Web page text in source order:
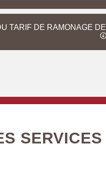
TARIF DE RAMONAGE DE
SERVICES